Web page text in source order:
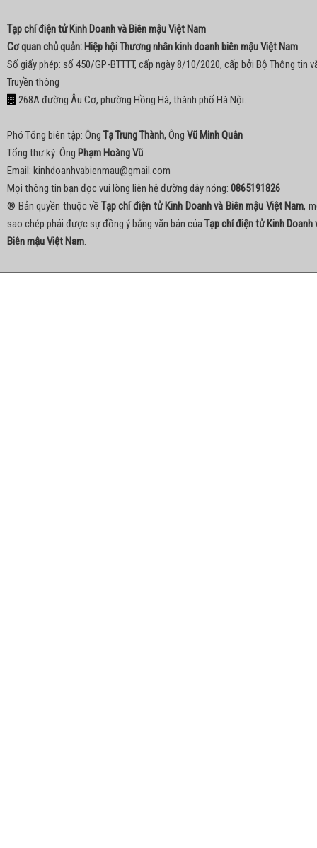
Tạp chí điện tử Kinh Doanh và Biên mậu Việt Nam
Cơ quan chủ quản: Hiệp hội Thương nhân kinh doanh biên mậu Việt Nam
Số giấy phép: số 450/GP-BTTTT, cấp ngày 8/10/2020, cấp bởi Bộ Thông tin
Truyền thông
268A đường Âu Cơ, phường Hồng Hà, thành phố Hà Nội.
Phó Tổng biên tập: Ông Tạ Trung Thành,Ông Vũ Minh Quân
Tổng thư ký: Ông Phạm Hoàng Vũ
Email: kinhdoanhvabienmau@gmail.com
Mọi thông tin bạn đọc vui lòng liên hệ đường dây nóng: 0865191826
® Bản quyền thuộc về Tạp chí điện tử Kinh Doanh và Biên mậu Việt Nam,
sao chép phải được sự đồng ý bằng văn bản củaTạp chí điện tử Kinh Doanh
Biên mậu Việt Nam.